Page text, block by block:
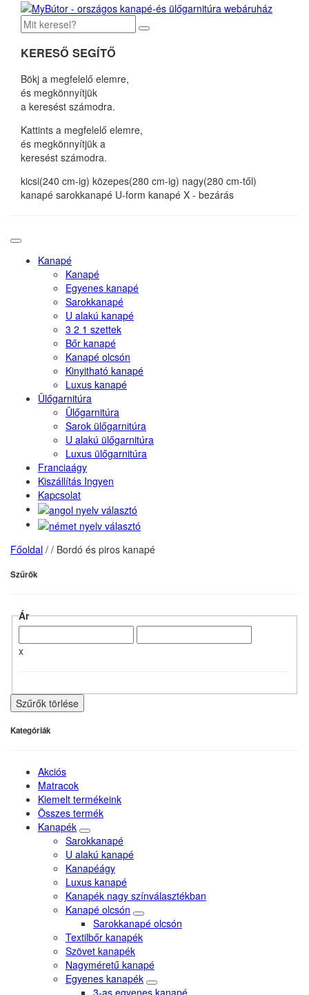
KERESŐ SEGÍTŐ
Bökj a megfelelő elemre,
és megkönnyítjük
a keresést számodra.
Kattints a megfelelő elemre,
és megkönnyítjük a
keresést számodra.
kicsi(240 cm-ig) közepes(280 cm-ig) nagy(280 cm-től)
kanapé sarokkanapé U-form kanapé X - bezárás
Kanapé
Kanapé
Egyenes kanapé
Sarokkanapé
U alakú kanapé
3 2 1 szettek
Bőr kanapé
Kanapé olcsón
Kinyitható kanapé
Luxus kanapé
Ülőgarnitúra
Ülőgarnitúra
Sarok ülőgarnitúra
U alakú ülőgarnitúra
Luxus ülőgarnitúra
Franciaágy
Kiszállítás Ingyen
Kapcsolat
Főoldal / / Bordó és piros kanapé
Szűrők
Ár
x
Szűrők törlése
Kategóriák
Akciós
Matracok
Kiemelt termékeink
Összes termék
Kanapék
Sarokkanapé
U alakú kanapé
Kanapéágy
Luxus kanapé
Kanapék nagy színválasztékban
Kanapé olcsón
Sarokkanapé olcsón
Textilbőr kanapék
Szövet kanapék
Nagyméretű kanapé
Egyenes kanapék
3-as egyenes kanapé